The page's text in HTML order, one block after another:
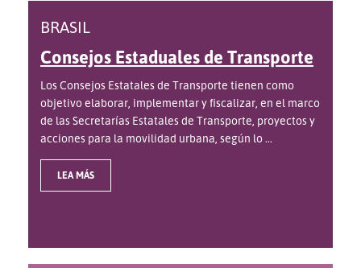
BRASIL
Consejos Estaduales de Transporte
Los Consejos Estatales de Transporte tienen como
objetivo elaborar, implementar y fiscalizar, en el marco
de las Secretarías Estatales de Transporte, proyectos y
acciones para la movilidad urbana, según lo ...
LEA MÁS